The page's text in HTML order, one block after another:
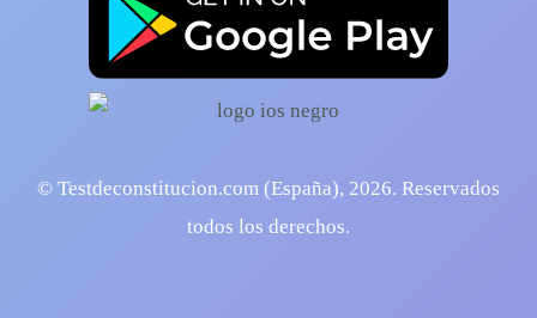
© Testdeconstitucion.com (España), 2026. Reservados
todos los derechos.